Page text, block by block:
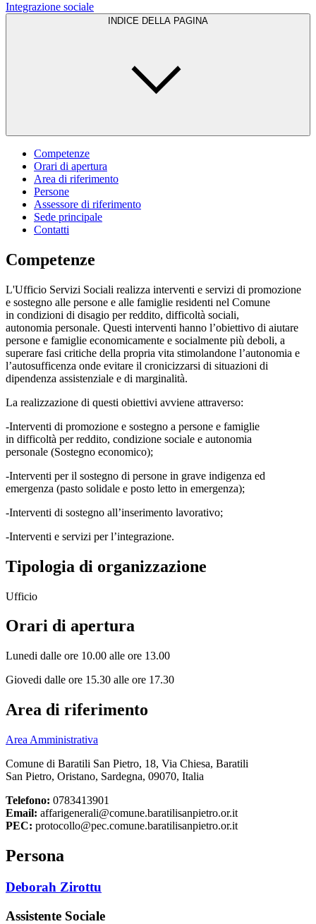
Integrazione sociale
INDICE DELLA PAGINA
Competenze
Orari di apertura
Area di riferimento
Persone
Assessore di riferimento
Sede principale
Contatti
Competenze
L'Ufficio Servizi Sociali realizza interventi e servizi di promozione
e sostegno alle persone e alle famiglie residenti nel Comune
in condizioni di disagio per reddito, difficoltà sociali,
autonomia personale. Questi interventi hanno l’obiettivo di aiutare
persone e famiglie economicamente e socialmente più deboli, a
superare fasi critiche della propria vita stimolandone l’autonomia e
l’autosufficenza onde evitare il cronicizzarsi di situazioni di
dipendenza assistenziale e di marginalità.
La realizzazione di questi obiettivi avviene attraverso:
-Interventi di promozione e sostegno a persone e famiglie
in difficoltà per reddito, condizione sociale e autonomia
personale (Sostegno economico);
-Interventi per il sostegno di persone in grave indigenza ed
emergenza (pasto solidale e posto letto in emergenza);
-Interventi di sostegno all’inserimento lavorativo;
-Interventi e servizi per l’integrazione.
Tipologia di organizzazione
Ufficio
Orari di apertura
Lunedi dalle ore 10.00 alle ore 13.00
Giovedi dalle ore 15.30 alle ore 17.30
Area di riferimento
Area Amministrativa
Comune di Baratili San Pietro, 18, Via Chiesa, Baratili
San Pietro, Oristano, Sardegna, 09070, Italia
Telefono: 0783413901
Email: affarigenerali@comune.baratilisanpietro.or.it
PEC: protocollo@pec.comune.baratilisanpietro.or.it
Persona
Deborah Zirottu
Assistente Sociale